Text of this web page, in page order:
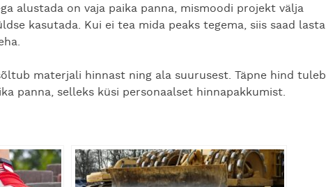
alustada on vaja paika panna, mismoodi projekt välja
kasutada. Kui ei tea mida peaks tegema, siis saad lasta
materjali hinnast ning ala suurusest. Täpne hind tuleb
panna, selleks küsi personaalset hinnapakkumist.